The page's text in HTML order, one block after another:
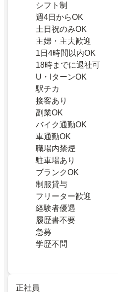
シフト制
週4日からOK
土日祝のみOK
主婦・主夫歓迎
1日4時間以内OK
18時までに退社可
U・IターンOK
駅チカ
接客あり
副業OK
バイク通勤OK
車通勤OK
職場内禁煙
駐車場あり
ブランクOK
制服貸与
フリーター歓迎
経験者優遇
履歴書不要
急募
学歴不問
正社員